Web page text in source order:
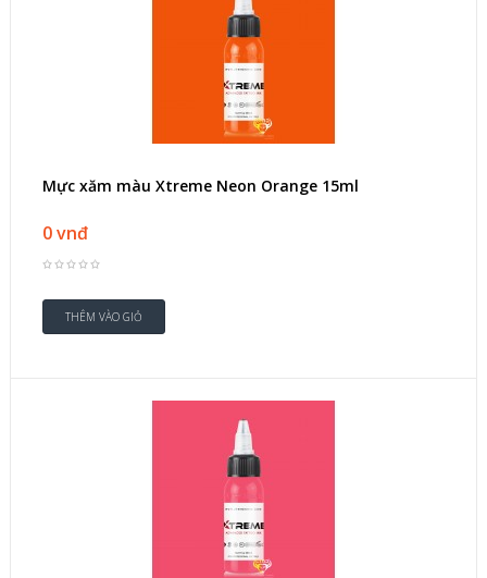
Mực xăm màu Xtreme Neon Orange 15ml
0 vnđ